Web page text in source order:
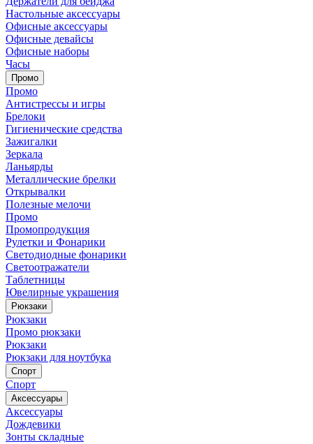
Настольные аксессуары
Офисные аксессуары
Офисные девайсы
Офисные наборы
Часы
Промо
Промо
Антистрессы и игры
Брелоки
Гигиенические средства
Зажигалки
Зеркала
Ланьярды
Металлические брелки
Открывалки
Полезные мелочи
Промо
Промопродукция
Рулетки и Фонарики
Светодиодные фонарики
Светоотражатели
Таблетницы
Ювелирные украшения
Рюкзаки
Рюкзаки
Промо рюкзаки
Рюкзаки
Рюкзаки для ноутбука
Спорт
Спорт
Аксессуары
Аксессуары
Дождевики
Зонты складные